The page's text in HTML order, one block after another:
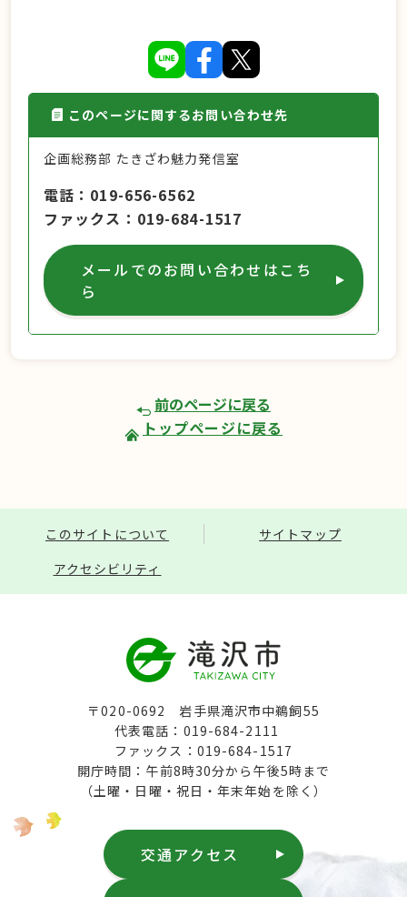
このページに関するお問い合わせ先
企画総務部 たきざわ魅力発信室
電話
019-656-6562
ファックス
019-684-1517
メールでのお問い合わせはこち
ら
前のページに戻る
トップページに戻る
このサイトについて
サイトマップ
アクセシビリティ
〒020-0692 岩手県滝沢市中鵜飼55
代表電話：019-684-2111
ファックス：019-684-1517
開庁時間：午前8時30分から午後5時まで
（土曜・日曜・祝日・年末年始を除く）
交通アクセス